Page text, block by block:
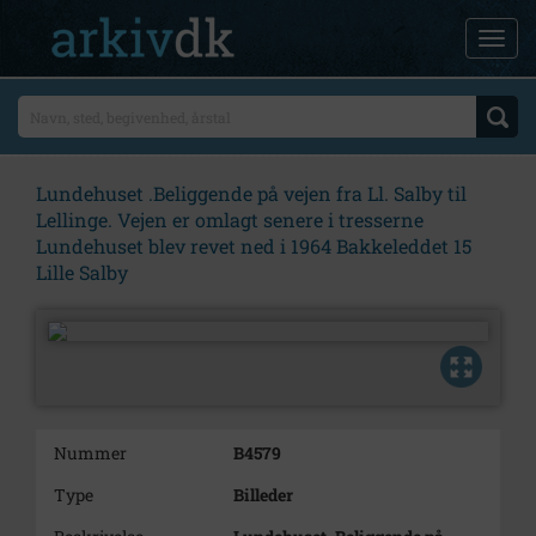
Lundehuset .Beliggende på vejen fra Ll. Salby til
Lellinge. Vejen er omlagt senere i tresserne
Lundehuset blev revet ned i 1964 Bakkeleddet 15
Lille Salby
Nummer
B4579
Type
Billeder